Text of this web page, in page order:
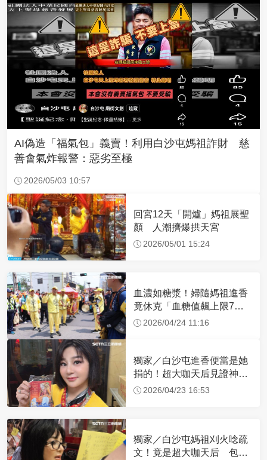
AI偽造「福氣包」義賣！利用白沙屯媽祖詐財 慈
善會氣炸報警：惡劣至極
2026/05/03 10:57
回宮12天「開爐」媽祖展聖
顏 人潮擠爆拱天宮
2026/05/01 15:24
血濃如糖漿！婦隨媽祖進香
竟休克「血糖值飆上限7
倍」 醫曝原因
2026/04/24 11:16
獨家／白沙屯進香便當是她
捐的！超大咖天后見證神
蹟 一靠近媽祖就爆哭
2026/04/23 16:53
獨家／白沙屯媽祖刈火唸疏
文！竟是超大咖天后 包尿